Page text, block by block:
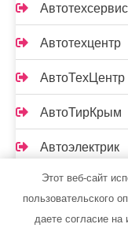
Автотехсервис
Автотехцентр
АвтоТехЦентр
АвтоТирКрым
Автоэлектрик
Автоэффект
Агат,
Этот веб-сайт
пользовательского
даете согласие